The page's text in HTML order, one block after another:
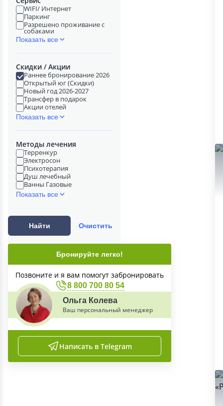
WIFI/ Интернет
Паркинг
Разрешено проживание с
собаками
Показать все
Скидки / Акции
Раннее бронирование 2026
Открытый юг (Скидки)
Новый год 2026-2027
Трансфер в подарок
Акции отелей
Показать все
Методы лечения
Терренкур
Электросон
Психотерапия
Душ лечебный
Ванны Газовые
Показать все
Найти Очистить
Бронируйте легко!
Позвоните и я вам помогут забронировать
8 800 700 80 54
Ольга Колева
Ваш персональный менеджер
Написать в Telegram